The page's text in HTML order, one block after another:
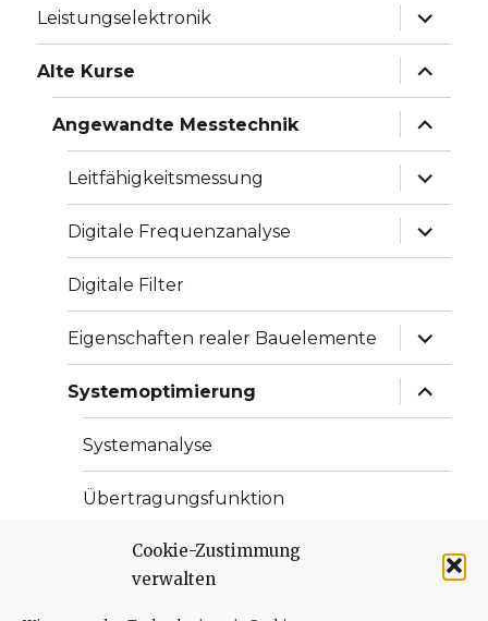
Cookie-Zustimmung
verwalten
Leistungselektronik
Alte Kurse
Angewandte Messtechnik
Leitfähigkeitsmessung
Digitale Frequenzanalyse
Digitale Filter
Eigenschaften realer Bauelemente
Systemoptimierung
Systemanalyse
Übertragungsfunktion
Partielle Ableitung